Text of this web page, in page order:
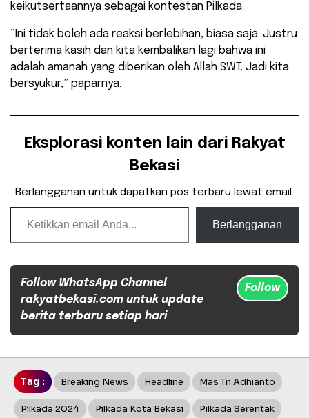
keikutsertaannya sebagai kontestan Pilkada.
“Ini tidak boleh ada reaksi berlebihan, biasa saja. Justru
berterima kasih dan kita kembalikan lagi bahwa ini
adalah amanah yang diberikan oleh Allah SWT. Jadi kita
bersyukur,” paparnya.
Eksplorasi konten lain dari Rakyat
Bekasi
Berlangganan untuk dapatkan pos terbaru lewat email.
Ketikkan email Anda...
Berlangganan
Follow WhatsApp Channel
rakyatbekasi.com untuk update
berita terbaru setiap hari
Follow
Tag : Breaking News Headline Mas Tri Adhianto
Pilkada 2024 Pilkada Kota Bekasi Pilkada Serentak